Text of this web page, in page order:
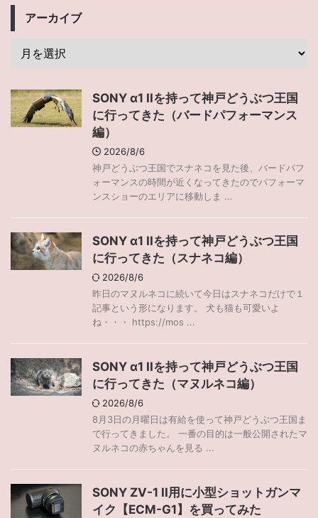
アーカイブ
SONY α1 IIを持って神戸どうぶつ王国
に行ってきた（バードパフォーマンス
編）
2026/8/6
神戸どうぶつ王国でスナネコを見た後、バードパフ
ォーマンスの時間が近くなってきたのでパフォーマ
ンスショーのエリアに移動しま ...
SONY α1 IIを持って神戸どうぶつ王国
に行ってきた（スナネコ編）
2026/8/6
昨日のマヌルネコに続いて今日はスナネコだけで１
記事という形になります。 犬も猫も可愛いよ
ね・・・ https://mos ...
SONY α1 IIを持って神戸どうぶつ王国
に行ってきた（マヌルネコ編）
2026/8/6
8月3日の月曜日は有給を使って神戸どうぶつ王国ま
で行ってきました。 一番の目的は一般公開されたマ
ヌルネコの赤ちゃんを見る ...
SONY ZV-1 II用に小型ショットガンマ
イク【ECM-G1】を買ってみた